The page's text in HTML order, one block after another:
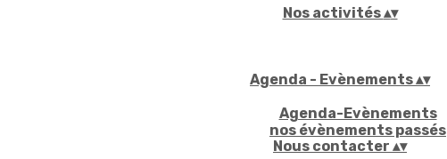
Nos activités▴▾
Agenda - Evènements▴▾
Agenda-Evènements
nos évènements passés
Nous contacter ▴▾